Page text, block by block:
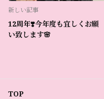
新しい記事
12周年❣️今年度も宜しくお願
い致します🌸
TOP